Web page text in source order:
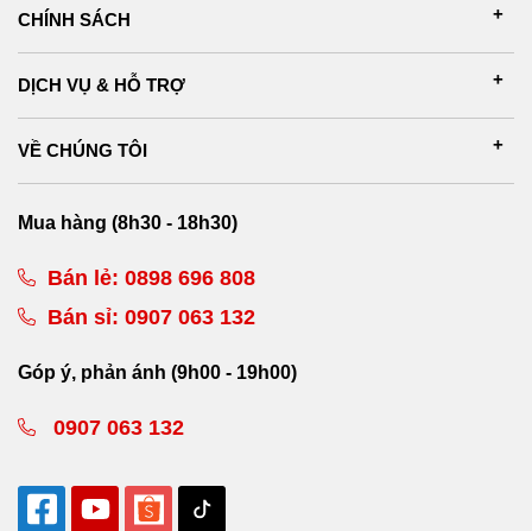
CHÍNH SÁCH
DỊCH VỤ & HỖ TRỢ
VỀ CHÚNG TÔI
Mua hàng (8h30 - 18h30)
Bán lẻ: 0898 696 808
Bán sỉ: 0907 063 132
Góp ý, phản ánh (9h00 - 19h00)
0907 063 132